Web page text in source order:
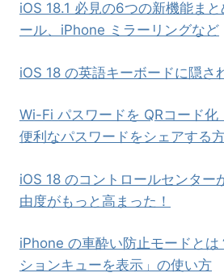
iOS 18.1 必見の6つの新機能ま
ール、iPhone ミラーリングなど
iOS 18 の英語キーボードに隠さ
Wi-Fi パスワードを QRコード化
便利なパスワードをシェアする
iOS 18 のコントロールセンター
由度がもっと高まった！
iPhone の車酔い防止モードとは
ションキューを表示」の使い方